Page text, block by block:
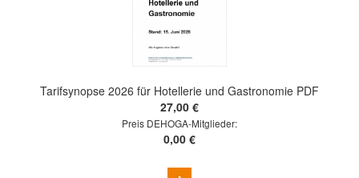
Tarifsynopse 2026 für Hotellerie und Gastronomie PDF
27,00 €
Preis DEHOGA-Mitglieder:
0,00 €